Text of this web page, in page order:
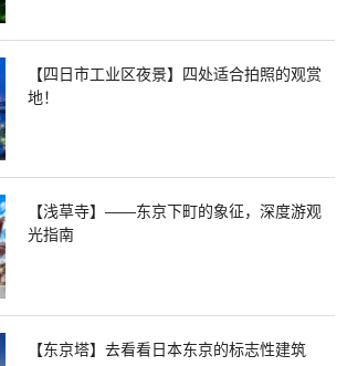
【四日市工业区夜景】四处适合拍照的观赏
地！
【浅草寺】——东京下町的象征，深度游观
光指南
【东京塔】去看看日本东京的标志性建筑